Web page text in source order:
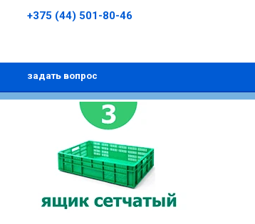
+375 (44) 501-80-46
задать вопрос